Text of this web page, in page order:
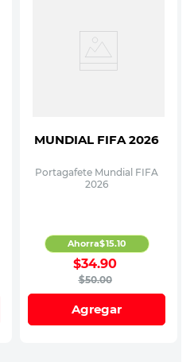
MUNDIAL FIFA 2026
Portagafete Mundial FIFA
2026
$50.00
$34.90
Ahorra$15.10
Agregar